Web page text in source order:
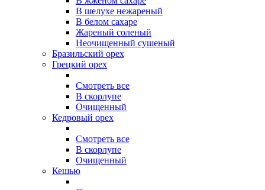
В шелухе нежареный
В белом сахаре
Жареный соленый
Неочищенный сушеный
Бразильский орех
Грецкий орех
Смотреть все
В скорлупе
Очищенный
Кедровый орех
Смотреть все
В скорлупе
Очищенный
Кешью